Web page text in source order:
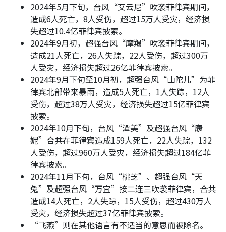
2024年5月下旬，台风“艾云尼”吹袭菲律宾期间，
造成6人死亡，8人受伤，超过15万人受灾，经济损
失超过10.4亿菲律宾披索。
2024年9月初，超强台风“摩羯”吹袭菲律宾期间，
造成21人死亡，26人失踪，22人受伤，超过300万
人受灾，经济损失超过26亿菲律宾披索。
2024年9月下旬至10月初，超强台风“山陀儿”为菲
律宾北部带来暴雨，造成5人死亡，1人失踪，12人
受伤，超过38万人受灾，经济损失超过15亿菲律宾
披索。
2024年10月下旬，台风“潭美”及超强台风“康
妮”合共在菲律宾造成159人死亡，22人失踪，132
人受伤，超过960万人受灾，经济损失超过184亿菲
律宾披索。
2024年11月下旬，台风“桃芝”、超强台风“天
兔”及超强台风“万宜”接二连三吹袭菲律宾，合共
造成14人死亡，2人失踪，15人受伤，超过430万人
受灾，经济损失超过37亿菲律宾披索。
“飞燕”则在其他语言有不适当的意思而被除名。